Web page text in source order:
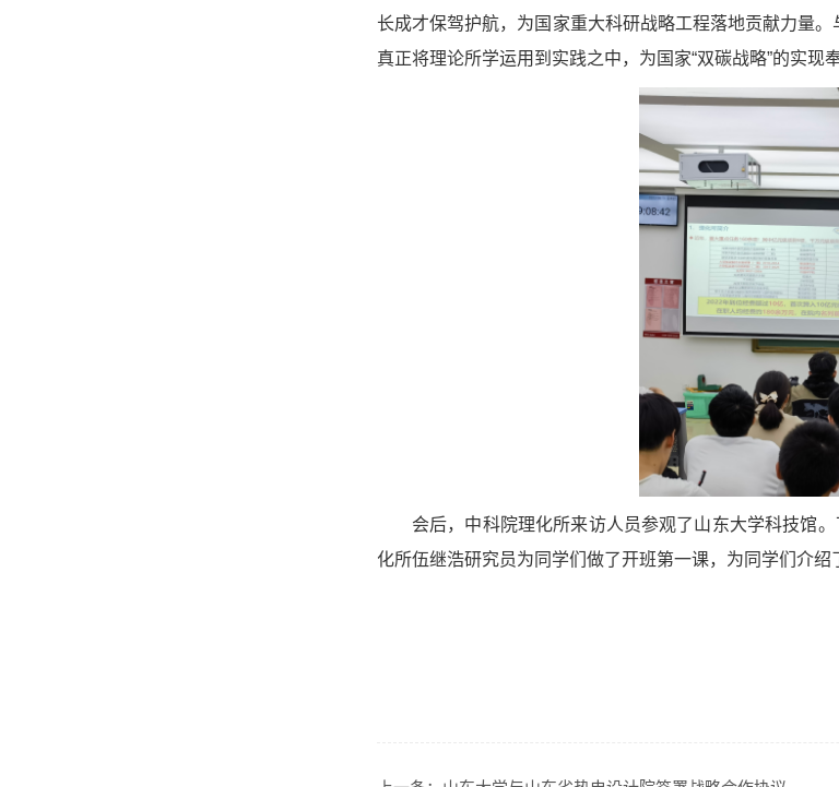
长成才保驾护航，为国家重大科研战略工程落地贡献力量
真正将理论所学运用到实践之中，为国家“双碳战略”的实现
会后，中科院理化所来访人员参观了山东大学科技馆
化所伍继浩研究员为同学们做了开班第一课，为同学们介绍